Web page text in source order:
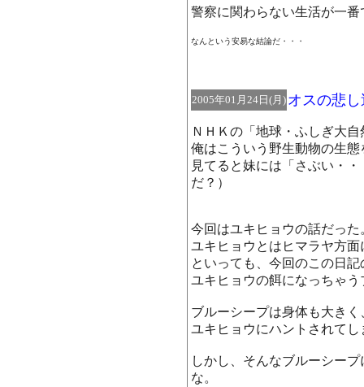
警察に関わらない生活が一番
なんという安易な結論だ・・・
2005年01月24日(月) オスの悲
ＮＨＫの「地球・ふしぎ大
俺はこういう野生動物の生
見てると妹には「さぶい・
だ？）
今回はユキヒョウの話だった
ユキヒョウとはヒマラヤ方
といっても、今回のこの日
ユキヒョウの餌になっちゃ
ブルーシープは身体も大き
ユキヒョウにハントされて
しかし、そんなブルーシー
な。